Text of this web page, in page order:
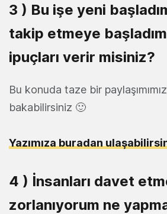
3 ) Bu işe yeni
takip etmeye
ipuçları verir misiniz?
Bu konuda taze bir
bakabilirsiniz 🙂
Yazımıza buradan
4 ) İnsanları davet
zorlanıyorum ne